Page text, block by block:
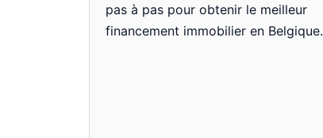
pas à pas pour obtenir le meilleur
financement immobilier en Belgique.